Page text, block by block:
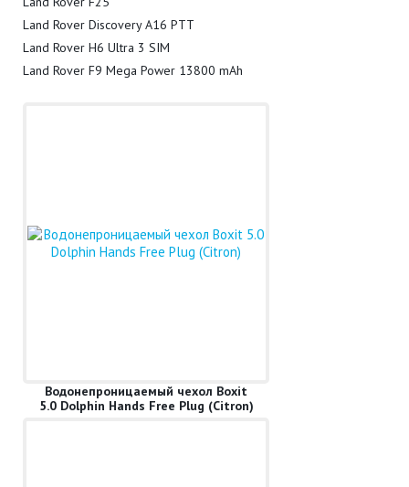
Land Rover Discovery A16 PTT
Land Rover H6 Ultra 3 SIM
Land Rover F9 Mega Power 13800 mAh ­
Водонепроницаемый чехол Boxit
5.0 Dolphin Hands Free Plug (Citron)